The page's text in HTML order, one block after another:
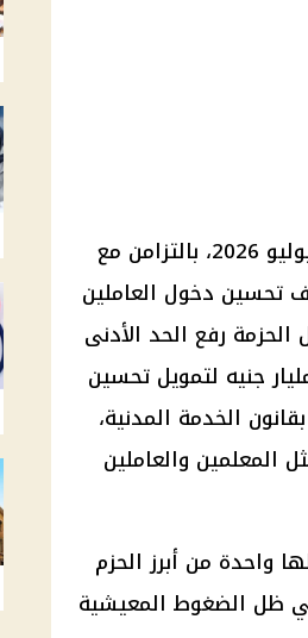
تبدأ الحكومة تطبيق زيادة الأجور الجديدة اعتبارًا من 1 يوليو 2026، بالتزامن مع
تحسين دخول العاملين
الحزمة رفع الحد الأدنى
الشهري إلى 8 آلاف جنيه، مع تخصيص نحو 100 مليار جنيه لتمويل تحسين
بنسبة 15% للمخاطبين بقانون الخدمة المدنية،
المعلمين والعاملين
واحدة من أبرز الحزم
ظل الضغوط المعيشية